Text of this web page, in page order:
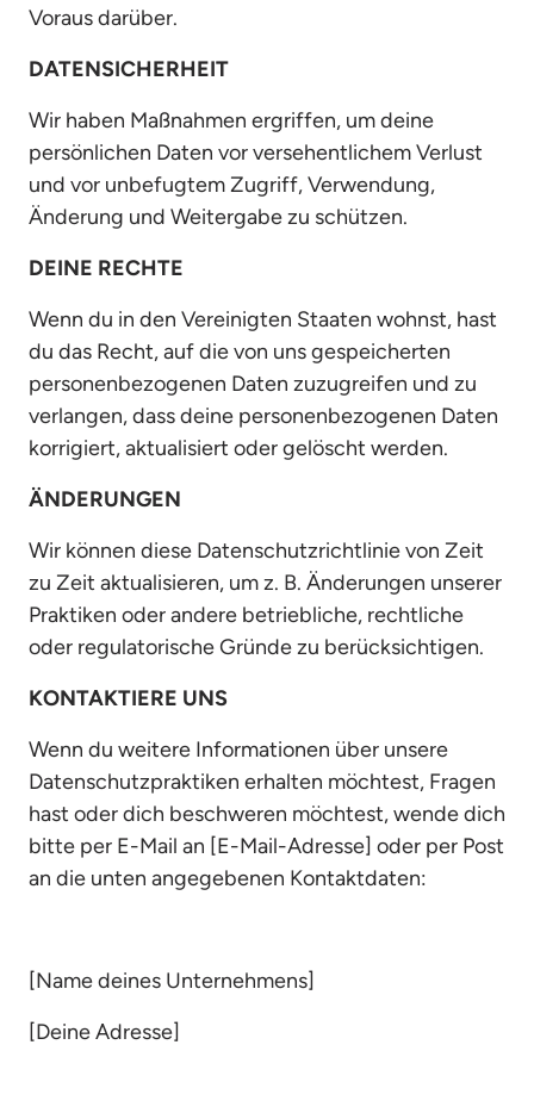
Voraus darüber.
DATENSICHERHEIT
Wir haben Maßnahmen ergriffen, um deine
persönlichen Daten vor versehentlichem Verlust
und vor unbefugtem Zugriff, Verwendung,
Änderung und Weitergabe zu schützen.
DEINE RECHTE
Wenn du in den Vereinigten Staaten wohnst, hast
du das Recht, auf die von uns gespeicherten
personenbezogenen Daten zuzugreifen und zu
verlangen, dass deine personenbezogenen Daten
korrigiert, aktualisiert oder gelöscht werden.
ÄNDERUNGEN
Wir können diese Datenschutzrichtlinie von Zeit
zu Zeit aktualisieren, um z. B. Änderungen unserer
Praktiken oder andere betriebliche, rechtliche
oder regulatorische Gründe zu berücksichtigen.
KONTAKTIERE UNS
Wenn du weitere Informationen über unsere
Datenschutzpraktiken erhalten möchtest, Fragen
hast oder dich beschweren möchtest, wende dich
bitte per E-Mail an [E-Mail-Adresse] oder per Post
an die unten angegebenen Kontaktdaten:
[Name deines Unternehmens]
[Deine Adresse]